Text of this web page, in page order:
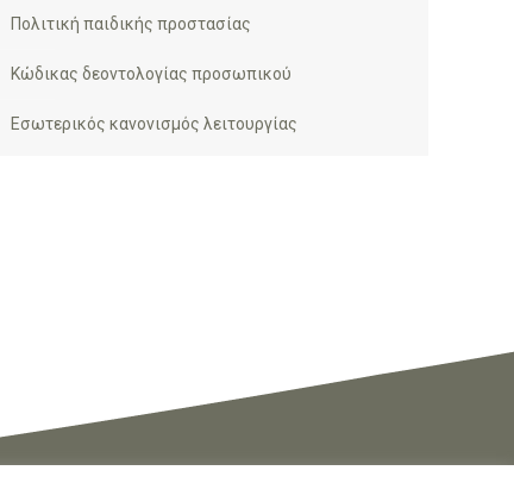
Πολιτική παιδικής προστασίας
Κώδικας δεοντολογίας προσωπικού
Εσωτερικός κανονισμός λειτουργίας